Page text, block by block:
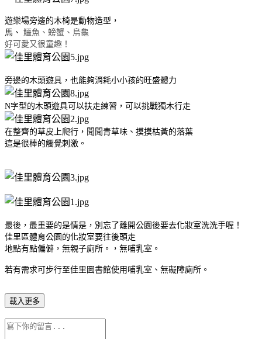
遊樂場旁邊的木椅是動物造型，
馬、 鱷魚、螃蟹、烏龜
好可愛又很童趣！
旁邊的木頭遊具，也能夠消耗小小孩的旺盛體力
N字型的木頭遊具可以扶走練習，可以挑戰獨木行走
在整齊的草皮上爬行，聞聞青草味、摸摸枯黃的落葉
這是很棒的觸覺刺激。
最後，最重要的是情是，別忘了離開公園後要去化妝室洗洗手喔！
佳里區體育公園的化妝室要往後頭走
地點有點偏僻，無親子廁所。，無哺乳室。
若有需求可步行至佳里圖書館使用哺乳室、無礙障廁所。
載入更多